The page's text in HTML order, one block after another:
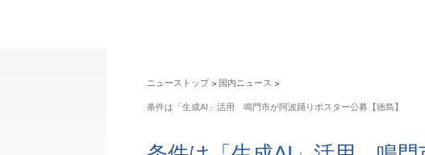
ニューストップ > 国内ニュース >
条件は「生成AI」活用 鳴門市が阿波踊りポスター公募【徳島】